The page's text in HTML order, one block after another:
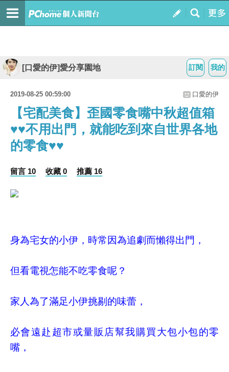
我的
訂閱
[口愛的伊]愛分享園地
2019-08-25 00:59:00 口愛的伊
【宅配美食】歪國零食嘴中秋超值箱
♥♥不用出門，就能吃到來自世界各地
的零食♥♥
留言 10 收藏 0 推薦 16
身為宅女的小伊，時常因為追劇而懶得出門，
但看電視怎能不吃零食呢？
家人為了滿足小伊挑剔的味蕾，
必會遠赴超市或量販店幫我購買大包小包的零
嘴，